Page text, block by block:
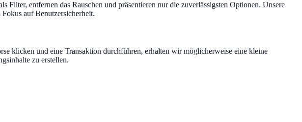
entfernen das Rauschen und präsentieren nur die zuverlässigsten Optionen. Unsere
auf Benutzersicherheit.
klicken und eine Transaktion durchführen, erhalten wir möglicherweise eine kleine
zu erstellen.